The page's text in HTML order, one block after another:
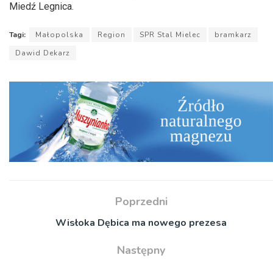
Miedź Legnica.
Tagi: Małopolska Region SPR Stal Mielec
bramkarz
Dawid Dekarz
Poprzedni
Wisłoka Dębica ma nowego prezesa
Następny